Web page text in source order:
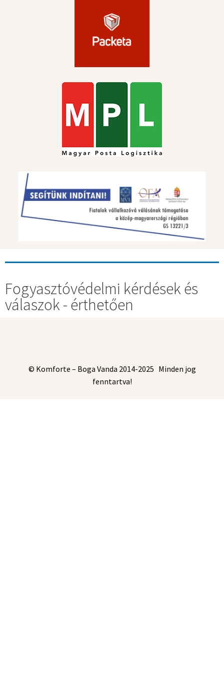
Fogyasztóvédelmi kérdések és
válaszok - érthetően
© Komforte – Boga Vanda 2014-2025 Minden jog
fenntartva!